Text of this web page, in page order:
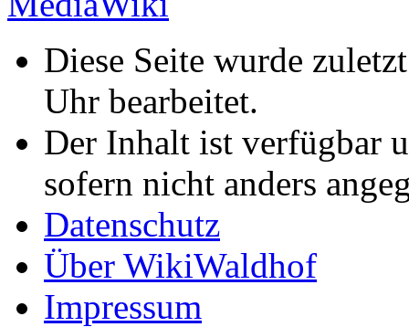
Diese Seite wurde
Uhr bearbeitet.
Der Inhalt ist verfügbar
sofern nicht anders
Datenschutz
Über WikiWaldhof
Impressum